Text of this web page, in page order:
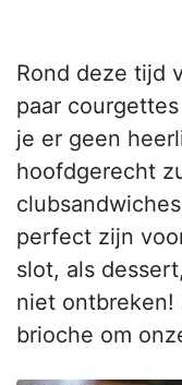
Rond deze tijd
paar
je er geen
hoofdgerecht
perfect zijn
slot, als
niet ontbreken!
brioche om